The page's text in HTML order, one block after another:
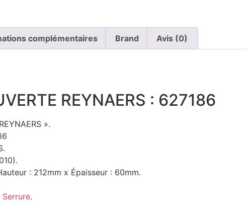
complémentaires Brand Avis (0)
REYNAERS : 627186
».
: 212mm x Épaisseur : 60mm.
.